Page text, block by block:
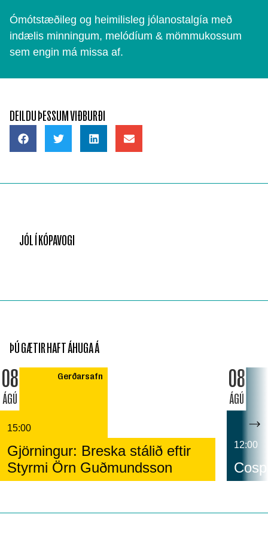
Ómótstæðileg og heimilisleg jólanostalgía með
indælis minningum, melódíum & mömmukossum
sem engin má missa af.
DEILDU ÞESSUM VIÐBURÐI
JÓL Í KÓPAVOGI
ÞÚ GÆTIR HAFT ÁHUGA Á
08
ÁGÚ
Gerðarsafn
15:00
Gjörningur: Breska stálið eftir
Styrmi Örn Guðmundsson
08
ÁGÚ
12:00